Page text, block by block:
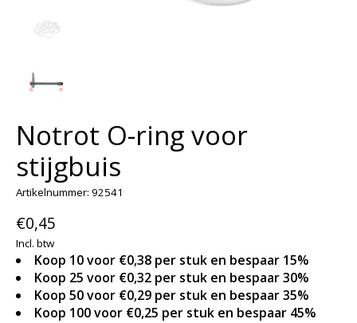
Notrot O-ring voor
stijgbuis
Artikelnummer: 92541
€0,45
Incl. btw
Koop 10 voor €0,38 per stuk en bespaar 15%
Koop 25 voor €0,32 per stuk en bespaar 30%
Koop 50 voor €0,29 per stuk en bespaar 35%
Koop 100 voor €0,25 per stuk en bespaar 45%